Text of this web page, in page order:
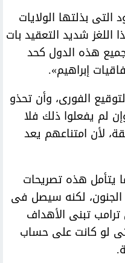
بذلتها الولايات
شديد التعقيد بات
هذه الدول كحد
إبراهيم».
الفورى، وأن تحذو
لم يفعلوا ذلك فلا
لأن امتناعهم يعد
يتأمل هذه تصريحات
الجنون، لكنه سيصل فى
تبنى الأهداف
لو كانت على حساب